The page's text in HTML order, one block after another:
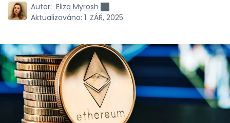
Autor: Eliza Myrosh
Aktualizováno: 1. ZÁŘ, 2025